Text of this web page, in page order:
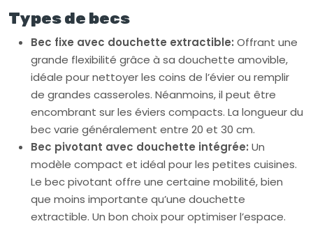
Types de becs
Bec fixe avec douchette extractible: Offrant une
grande flexibilité grâce à sa douchette amovible,
idéale pour nettoyer les coins de l’évier ou remplir
de grandes casseroles. Néanmoins, il peut être
encombrant sur les éviers compacts. La longueur du
bec varie généralement entre 20 et 30 cm.
Bec pivotant avec douchette intégrée: Un
modèle compact et idéal pour les petites cuisines.
Le bec pivotant offre une certaine mobilité, bien
que moins importante qu’une douchette
extractible. Un bon choix pour optimiser l’espace.